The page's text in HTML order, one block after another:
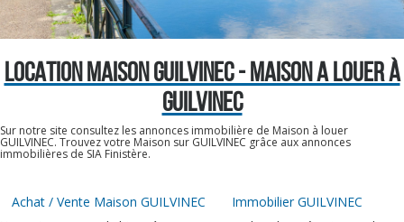
LOCATION MAISON GUILVINEC - MAISON A LOUER À
GUILVINEC
Sur notre site consultez les annonces immobilière de Maison à louer
GUILVINEC. Trouvez votre Maison sur GUILVINEC grâce aux annonces
immobilières de SIA Finistère.
Achat / Vente Maison GUILVINEC Immobilier GUILVINEC